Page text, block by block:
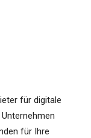
für digitale
für Ihre